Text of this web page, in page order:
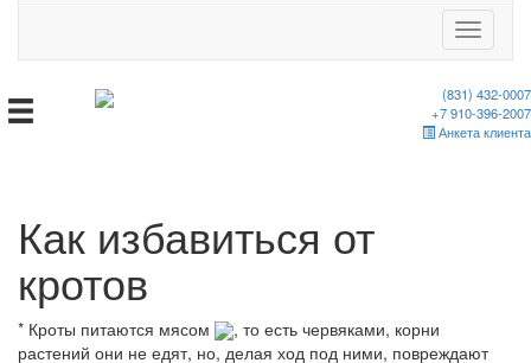
Toggle
(831) 432-0007
+7 910-396-2007
Анкета клиента
Как избавиться от
кротов
* Кроты питаются мясом
, то есть червяками, корни
растений они не едят, но, делая ход под ними, повреждают